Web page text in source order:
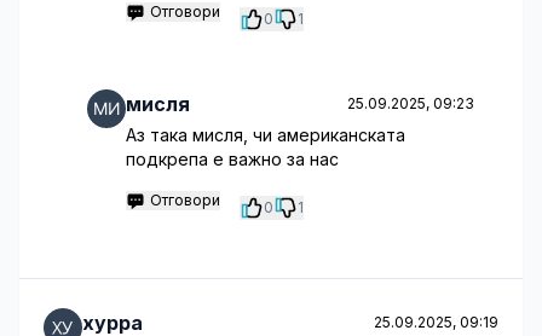
Отговори 0 1
мисля 25.09.2025, 09:23
Aз така мисля, чи американската
подкрепа е важно за нас
Отговори 0 1
хурра 25.09.2025, 09:19